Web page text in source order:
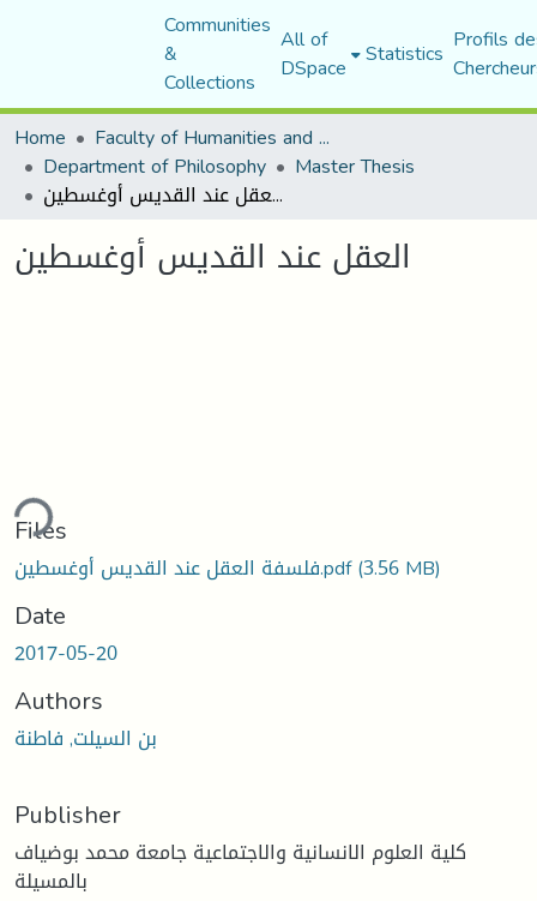
Communities
&
Collections
All of
DSpace Statistics Profils
Home
Faculty of Humanities and Social Sciences
Department of Philosophy Master Thesis
العقل عند القديس أوغسطين
العقل عند القديس أوغسطين
Files
فلسفة العقل عند القديس أوغسطين.pdf(3.56 MB)
Date
2017-05-20
Authors
بن السيلت, فاطنة
Publisher
كلية العلوم الانسانية والاجتماعية جامعة محمد بوضياف
بالمسيلة